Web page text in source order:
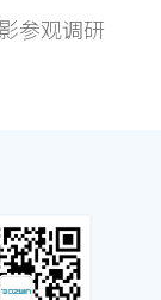
参观调研